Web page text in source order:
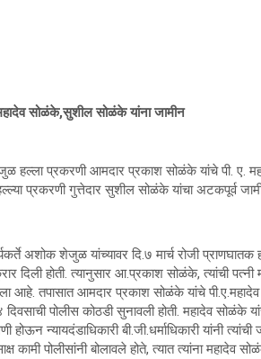
सोळंके,सुशील सोळंके यांना जामीन
हल्ला प्रकरणी आमदार प्रकाश सोळंके यांचे पी. ए.
प्रकरणी गुत्तेदार सुशील सोळंके यांचा अटकपूर्व
अशोक शेजुळ यांच्यावर दि.७ मार्च रोजी
दिली होती. त्यानुसार आ.प्रकाश सोळंके, त्यांची
आहे. तपासात आमदार प्रकाश सोळंके यांचे पी.ए.महादेव
पोलीस कोठडी सुनावली होती. महादेव सोळंके
न्यायदंडाधिकारी बी.जी.धर्माधिकारी यांनी
पोलीसांनी बोलावले होते, त्यात त्यांना महादेव